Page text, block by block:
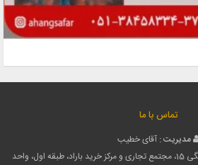
تماس با ما
مدیریت : آقای خطیب
مشهد - خیابان کوهسنگی 15، مجتمع تجاری و مرکز خرید باراد، طبقه اول، واحد